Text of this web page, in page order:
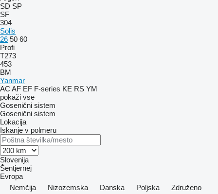
SD SP
SF
304
Solis
26 50 60
Profi
T273
453
BM
Yanmar
AC AF EF F-series KE RS YM
pokaži vse
Gosenični sistem
Gosenični sistem
Lokacija
Iskanje v polmeru
Slovenija
Šentjernej
Evropa
Nemčija
Nizozemska Danska Poljska
Združeno